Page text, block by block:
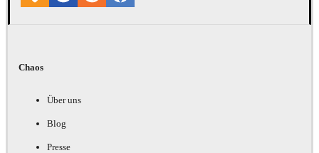
Chaos
Über uns
Blog
Presse